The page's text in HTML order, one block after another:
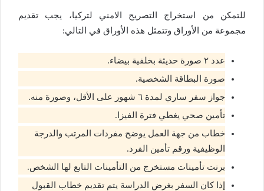
للتمكن من استخراج التصريح الامني لتركيا، يجب تقديم
مجموعة من الأوراق وتتمثل هذه الأوراق في التالي:
عدد ٢ صورة حديثة بخلفية بيضاء.
صورة البطاقة الشخصية.
جواز سفر ساري لمدة ٦ شهور على الأقل، وصورة منه.
تأمين صحي يغطي فترة الفيزا.
خطاب من جهة العمل يوضح مفردات المرتب والدرجة
الوظيفية ورقم تأمين الفرد.
برنت تأمينات مستخرج من التأمينات التابع لها الشخص.
إذا كان السفر بغرض الدراسة يتم تقديم خطاب القبول